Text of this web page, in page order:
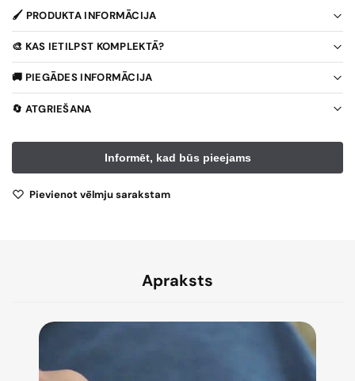
🖌️ PRODUKTA INFORMĀCIJA
🎨 KAS IETILPST KOMPLEKTĀ?
🚚 PIEGĀDES INFORMĀCIJA
🔄 ATGRIEŠANA
Pievienot vēlmju sarakstam
Apraksts